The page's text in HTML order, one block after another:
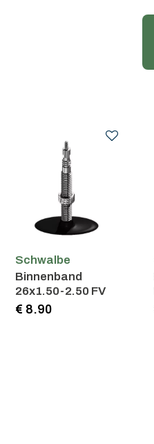
Schwalbe
Binnenband
26x1.50-2.50 FV
€ 8.90